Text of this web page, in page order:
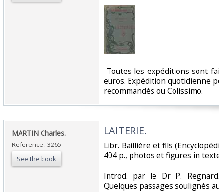
Toutes les expéditions sont
euros. Expédition quotidienne
recommandés ou Colissimo. ‎
‎MARTIN Charles.‎
Reference : 3265
See the book
‎LAITERIE.‎
‎Libr. Baillière et fils
404 p., photos et figures in
‎Introd. par le Dr P.
Quelques passages soulignés